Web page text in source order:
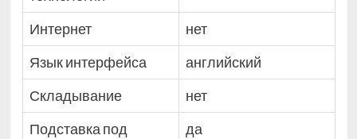
Интернет
нет
Язык интерфейса
английский
Складывание
нет
Подставка под
да